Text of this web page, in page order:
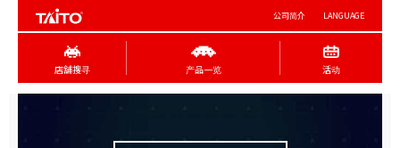
公司简介 LANGUAGE
店舖搜寻 产品一览 活动